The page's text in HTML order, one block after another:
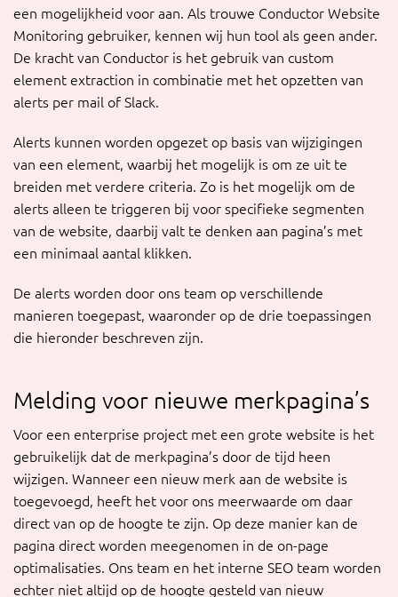
een mogelijkheid voor aan. Als trouwe Conductor Website
Monitoring gebruiker, kennen wij hun tool als geen ander.
De kracht van Conductor is het gebruik van custom
element extraction in combinatie met het opzetten van
alerts per mail of Slack.
Alerts kunnen worden opgezet op basis van wijzigingen
van een element, waarbij het mogelijk is om ze uit te
breiden met verdere criteria. Zo is het mogelijk om de
alerts alleen te triggeren bij voor specifieke segmenten
van de website, daarbij valt te denken aan pagina’s met
een minimaal aantal klikken.
De alerts worden door ons team op verschillende
manieren toegepast, waaronder op de drie toepassingen
die hieronder beschreven zijn.
Melding voor nieuwe merkpagina’s
Voor een enterprise project met een grote website is het
gebruikelijk dat de merkpagina’s door de tijd heen
wijzigen. Wanneer een nieuw merk aan de website is
toegevoegd, heeft het voor ons meerwaarde om daar
direct van op de hoogte te zijn. Op deze manier kan de
pagina direct worden meegenomen in de on-page
optimalisaties. Ons team en het interne SEO team worden
echter niet altijd op de hoogte gesteld van nieuw